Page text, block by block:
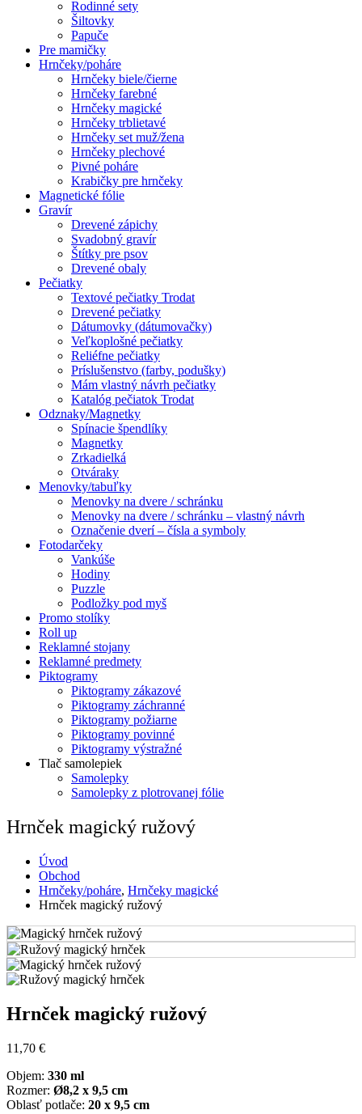
Rodinné sety
Šiltovky
Papuče
Pre mamičky
Hrnčeky/poháre
Hrnčeky biele/čierne
Hrnčeky farebné
Hrnčeky magické
Hrnčeky trblietavé
Hrnčeky set muž/žena
Hrnčeky plechové
Pivné poháre
Krabičky pre hrnčeky
Magnetické fólie
Gravír
Drevené zápichy
Svadobný gravír
Štítky pre psov
Drevené obaly
Pečiatky
Textové pečiatky Trodat
Drevené pečiatky
Dátumovky (dátumovačky)
Veľkoplošné pečiatky
Reliéfne pečiatky
Príslušenstvo (farby, podušky)
Mám vlastný návrh pečiatky
Katalóg pečiatok Trodat
Odznaky/Magnetky
Spínacie špendlíky
Magnetky
Zrkadielká
Otváraky
Menovky/tabuľky
Menovky na dvere / schránku
Menovky na dvere / schránku – vlastný návrh
Označenie dverí – čísla a symboly
Fotodarčeky
Vankúše
Hodiny
Puzzle
Podložky pod myš
Promo stolíky
Roll up
Reklamné stojany
Reklamné predmety
Piktogramy
Piktogramy zákazové
Piktogramy záchranné
Piktogramy požiarne
Piktogramy povinné
Piktogramy výstražné
Tlač samolepiek
Samolepky
Samolepky z plotrovanej fólie
Hrnček magický ružový
Úvod
Obchod
Hrnčeky/poháre, Hrnčeky magické
Hrnček magický ružový
Hrnček magický ružový
11,70 €
Objem: 330 ml
Rozmer: Ø8,2 x 9,5 cm
Oblasť potlače: 20 x 9,5 cm